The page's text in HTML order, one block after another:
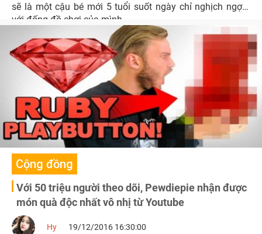
sẽ là một cậu bé mới 5 tuổi suốt ngày chỉ nghịch ngợm
với đống đồ chơi của mình.
Cộng đồng
Với 50 triệu người theo dõi, Pewdiepie nhận được
món quà độc nhất vô nhị từ Youtube
Hy 19/12/2016 16:30:00